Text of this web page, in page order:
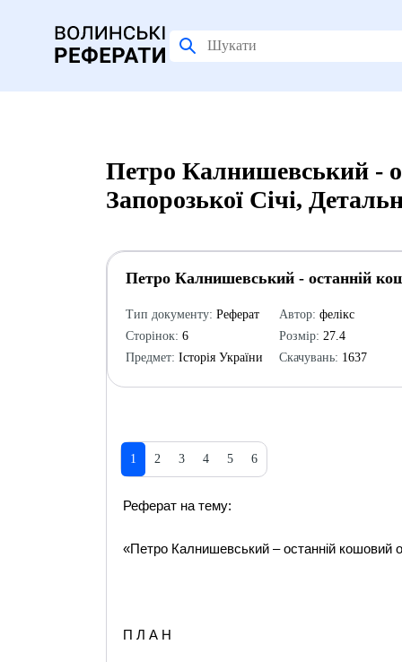
Петро Калнишевський -
Запорозької Січі,
Петро Калнишевський - останній
Тип документу: Реферат
Сторінок: 6
Предмет: Історія України
Автор: фелікс
Розмір: 27.4
Скачувань: 1637
1 2 3 4 5 6
Реферат на тему:
«Петро Калнишевський – останній кошовий
П Л А Н